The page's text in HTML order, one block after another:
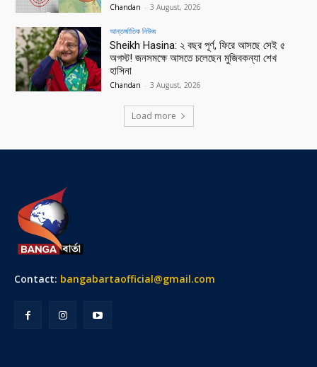
Chandan - 3 August, 2026
আন্তর্জাতিক নিউজ
Sheikh Hasina: ২ বছর পূর্ণ, ফিরে আসছে সেই ৫
অগস্ট! জনসমক্ষে আসতে চলেছেন মুজিবকন্যা শেখ
হাসিনা
Chandan - 3 August, 2026
Load more
Contact: bangabartaofficial@gmail.com